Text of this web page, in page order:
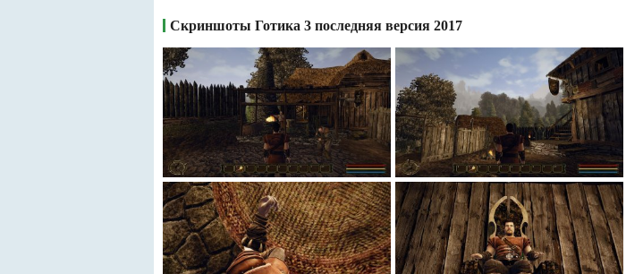
Скриншоты Готика 3 последняя версия 2017